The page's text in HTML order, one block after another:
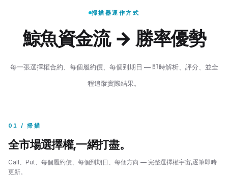
繁體中文 English 日本語 한국어
掃描器運作方式
鯨魚資金流 → 勝率優勢
每一張選擇權合約、每個履約價、每個到期日 — 即時解析、評分、並全
程追蹤實際結果。
01 / 掃描
全市場選擇權,一網打盡。
Call、Put、每個履約價、每個到期日、每個方向 — 完整選擇權宇宙,逐筆即時
更新。